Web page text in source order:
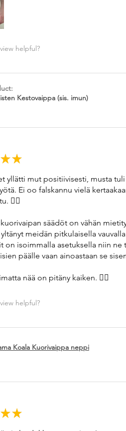
helpful?
Kestovaippa (sis. imun)
★ ★
yllätti mut positiivisesti, musta
Ei oo falskannu vielä
👌🏼
säädöt on vähän
meidän pitkulaisella
on isoimmalla asetuksella niin
päälle vaan ainoastaan se
nää on pitäny kaiken. 👌🏼
helpful?
Koala Kuorivaippa neppi
★ ★